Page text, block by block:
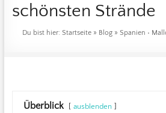
schönsten Strände
Du bist hier: Startseite » Blog » Spanien •
Überblick ausblenden